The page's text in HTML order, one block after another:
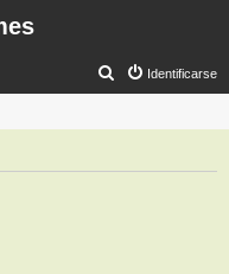
Identificarse
s